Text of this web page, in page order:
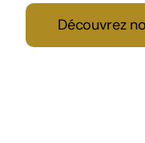
Découvrez